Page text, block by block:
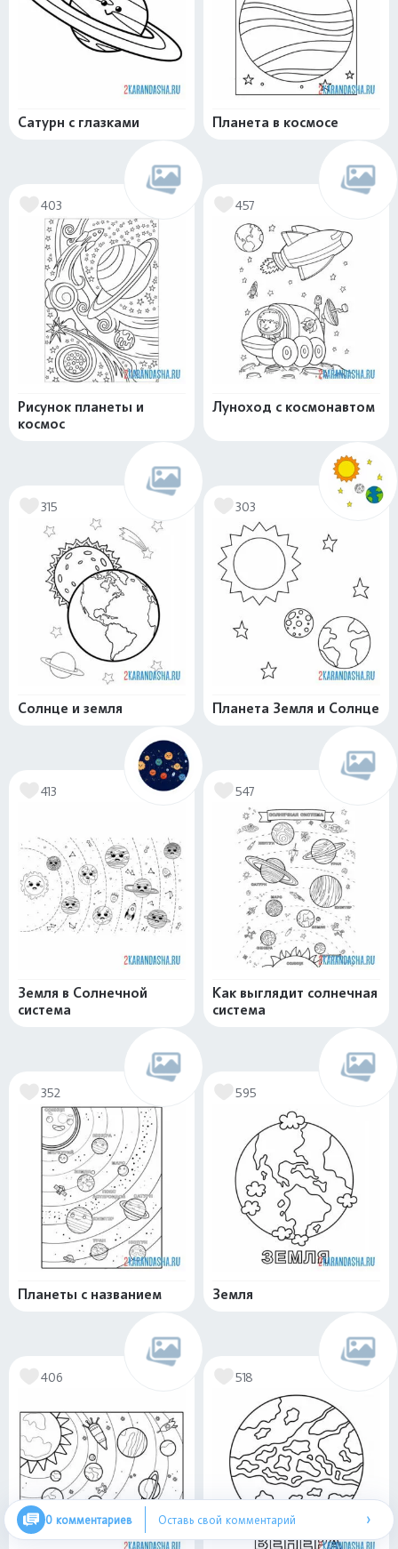
Сатурн с глазками Планета в космосе
403
Рисунок планеты и
космос
457
Луноход с космонавтом
315
Солнце и земля
303
Планета Земля и Солнце
413
Земля в Солнечной
система
547
Как выглядит солнечная
система
352
Планеты с названием
595
Земля
406 518
0 комментариев Оставь свой комментарий ›